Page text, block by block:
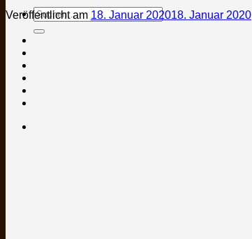
Suchen
nach:
Veröffentlicht am 18. Januar 202018. Januar 2020